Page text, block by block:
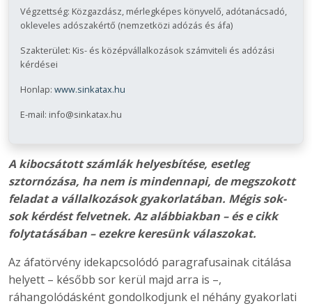
Végzettség: Közgazdász, mérlegképes könyvelő, adótanácsadó,
okleveles adószakértő (nemzetközi adózás és áfa)
Szakterület: Kis- és középvállalkozások számviteli és adózási
kérdései
Honlap: www.sinkatax.hu
E-mail: info@sinkatax.hu
A kibocsátott számlák helyesbítése, esetleg
sztornózása, ha nem is mindennapi, de megszokott
feladat a vállalkozások gyakorlatában. Mégis sok-
sok kérdést felvetnek. Az alábbiakban – és e cikk
folytatásában – ezekre keresünk válaszokat.
Az áfatörvény idekapcsolódó paragrafusainak citálása
helyett – később sor kerül majd arra is –,
ráhangolódásként gondolkodjunk el néhány gyakorlati